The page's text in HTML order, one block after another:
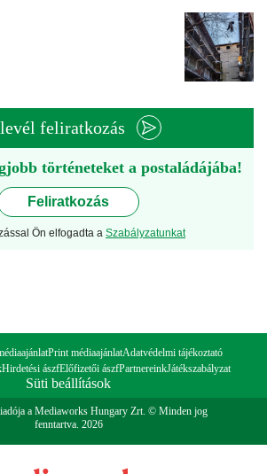
feliratkozás
történeteket a postaládájába!
Feliratkozás
Ön elfogadta a Szabályzatunkat
Print médiaajánlatAdatvédelmi tájékoztató
Hirdetési ászfElőfizetői ászfPartnereinkJátékszabályzat
Süti beállítások
a Mediaworks Hungary Zrt. © Minden jog
fenntartva. 2026